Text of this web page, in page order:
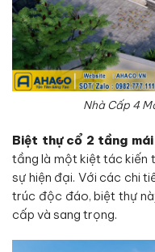
Nhà Cấp 4
Biệt thự cổ 2 tầng
tầng là một kiệt tác kiến
sự hiện đại. Với các chi
trúc độc đáo, biệt thự
cấp và sang trọng.